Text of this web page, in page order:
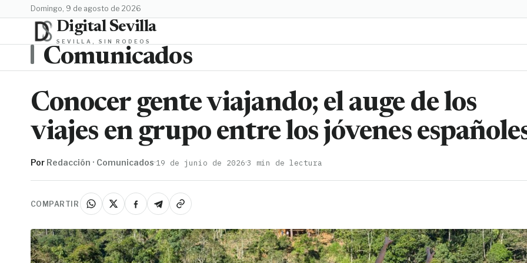
domingo, 9 de agosto de 2026
Digital Sevilla
SEVILLA, SIN RODEOS
Comunicados
Conocer gente viajando; el auge de los
viajes en grupo entre los jóvenes
Por Redacción · Comunicados·19 de junio de 2026·3 min de lectura
COMPARTIR